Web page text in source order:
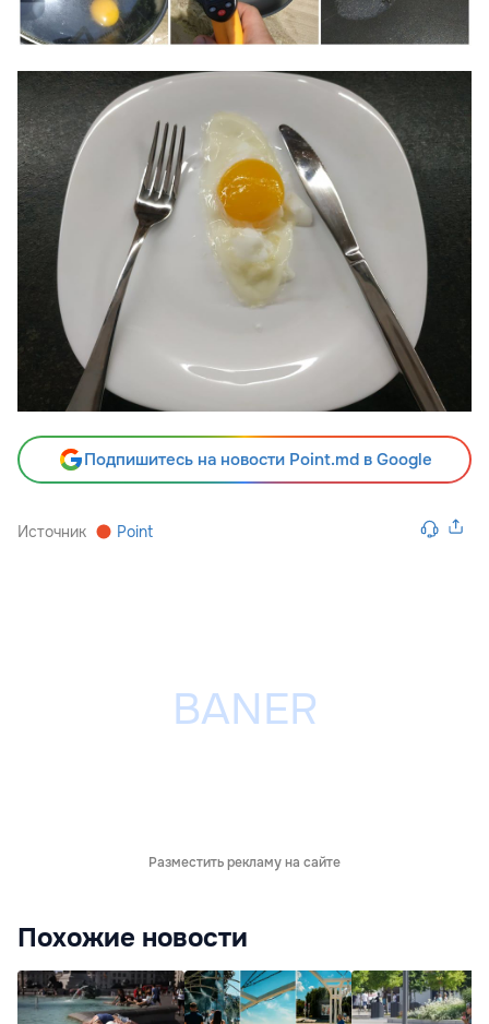
Подпишитесь на новости Point.md в Google
Источник Point
Разместить рекламу на сайте
Похожие новости